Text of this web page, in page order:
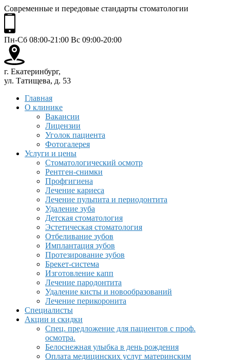
Современные и передовые стандарты стоматологии
Пн-Сб 08:00-21:00 Вс 09:00-20:00
г. Екатеринбург,
ул. Татищева, д. 53
Главная
О клинике
Вакансии
Лицензии
Уголок пациента
Фотогалерея
Услуги и цены
Стоматологический осмотр
Рентген-снимки
Профгигиена
Лечение кариеса
Лечение пульпита и периодонтита
Удаление зуба
Детская стоматология
Эстетическая стоматология
Отбеливание зубов
Имплантация зубов
Протезирование зубов
Брекет-система
Изготовление капп
Лечение пародонтита
Удаление кисты и новообразований
Лечение перикоронита
Специалисты
Акции и скидки
Спец. предложение для пациентов с проф.
осмотра.
Белоснежная улыбка в день рождения
Оплата медицинских услуг материнским